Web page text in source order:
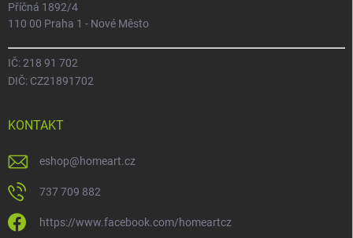
Příčná 1892/4
110 00 Praha 1 - Nové Město
IČ: 218 91 702
DIČ: CZ21891702
KONTAKT
eshop@homeart.cz
737 709 882
https://www.facebook.com/homeartcz